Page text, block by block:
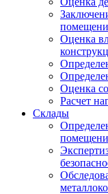
Оценка
Оценка
Расчет
Склады